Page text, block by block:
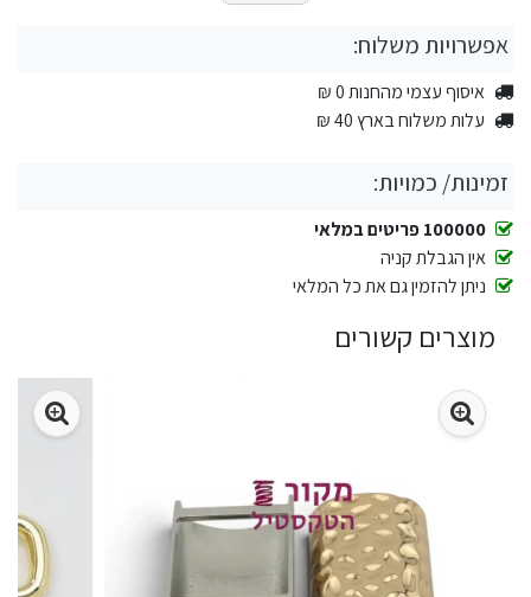
אפשרויות משלוח:
איסוף עצמי מהחנות 0 ₪
עלות משלוח בארץ 40 ₪
זמינות/ כמויות:
100000 פריטים במלאי
אין הגבלת קניה
ניתן להזמין גם את כל המלאי
מוצרים קשורים